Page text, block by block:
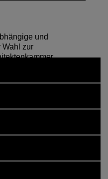
und
Wahl zur
verantwortlich.